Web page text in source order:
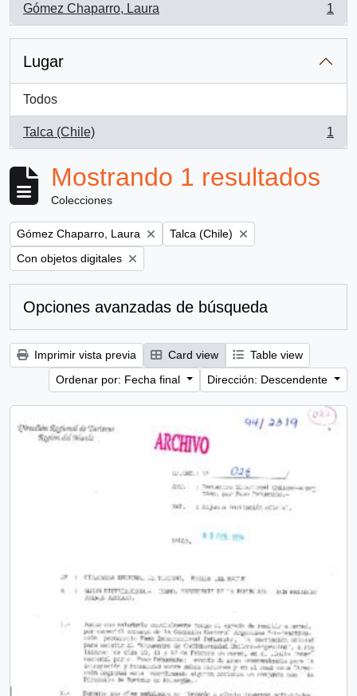
Gómez Chaparro, Laura
, 1 resultados
1
Lugar
Todos
Talca (Chile)
, 1 resultados
1
Mostrando 1 resultados
Colecciones
Remove filter:
Gómez Chaparro, Laura Remove filter:
Talca (Chile)
Remove filter:
Con objetos digitales
Opciones avanzadas de búsqueda
Imprimir vista previa Card view
Table view
Ordenar por: Fecha final
Dirección: Descendente